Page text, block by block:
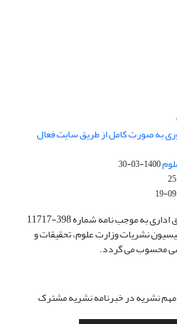
به صورت کامل از طریق سایت فعال
1400-03-30
فصلنامه پژوهش های نوین حقوق اداری به موجب نامه شماره 398-11717
موافقت کمیسیون نشریات وزارت علوم، تحقیقات و
محسوب می گردد.
مهم نشریه در خبرنامه نشریه مشترک